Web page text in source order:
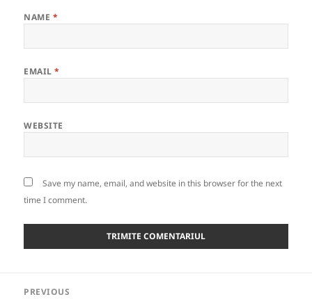
NAME *
EMAIL*
WEBSITE
Save my name, email, and website in this browser for the next
time I comment.
PREVIOUS